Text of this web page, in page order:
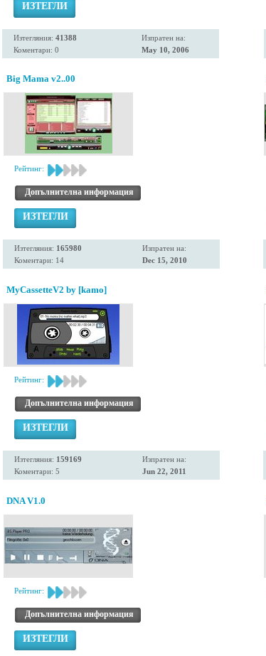
ИЗТЕГЛИ
Изтегляния: 41388
Коментари: 0
Изпратен на:
May 10, 2006
Big Mama v2..00
Рейтинг:
Допълнителна информация
ИЗТЕГЛИ
Изтегляния: 165980
Коментари: 14
Изпратен на:
Dec 15, 2010
MyCassetteV2 by [kamo]
Рейтинг:
Допълнителна информация
ИЗТЕГЛИ
Изтегляния: 159169
Коментари: 5
Изпратен на:
Jun 22, 2011
DNA V1.0
Рейтинг:
Допълнителна информация
ИЗТЕГЛИ